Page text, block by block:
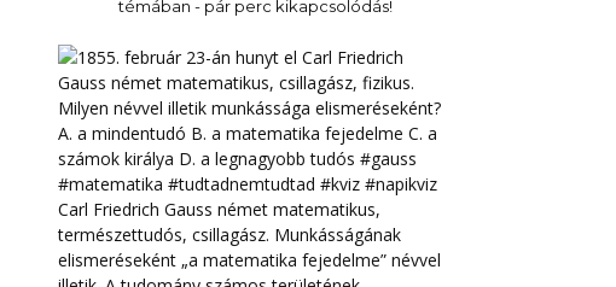
témában - pár perc kikapcsolódás!